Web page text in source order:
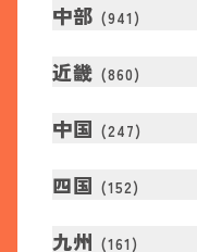
中部 (941 )
近畿 (860)
中国 (247)
四国 (152)
九州 (161 )